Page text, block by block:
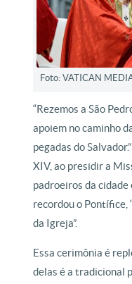
Foto: VATICAN
“Rezemos a São
apoiem no caminho
pegadas do
XIV, ao presidir a
padroeiros da cidade
recordou o Pontífice,
da Igreja”.
Essa cerimônia é
delas é a tradicional